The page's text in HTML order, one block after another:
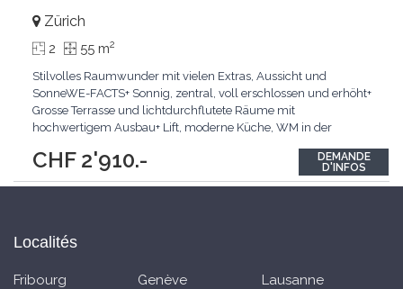
CHF 2'910.-
Zürich
2 55 m2
Stilvolles Raumwunder mit vielen Extras, Aussicht und
SonneWE-FACTS+ Sonnig, zentral, voll erschlossen und erhöht+
Grosse Terrasse und lichtdurchflutete Räume mit
hochwertigem Ausbau+ Lift, moderne Küche, WM in der
Sonnige, voll erschlossene Lage mit hervorragender
Infrastruktur.Interesiert? JETZT anrufen: +41 79 813 46 61
DEMANDE
D'INFOS
Localités
Fribourg Genève
Lausanne